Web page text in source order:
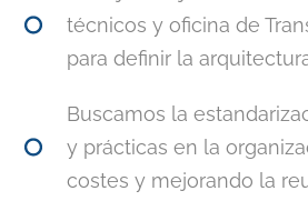
técnicos y oficina de
para definir la
Buscamos la
y prácticas en la
costes y mejorando la